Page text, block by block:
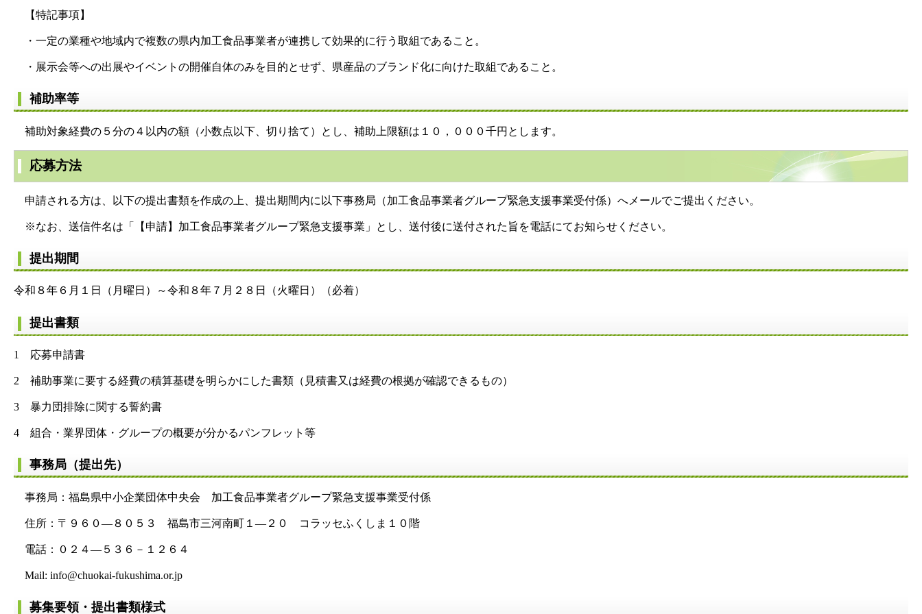
【特記事項】
・一定の業種や地域内で複数の県内加工食品事業者が連携して効果的に行う取組であること。
・展示会等への出展やイベントの開催自体のみを目的とせず、県産品のブランド化に向けた取組であること。
補助率等
補助対象経費の５分の４以内の額（小数点以下、切り捨て）とし、補助上限額は１０，０００千円とします。
応募方法
申請される方は、以下の提出書類を作成の上、提出期間内に以下事務局（加工食品事業者グループ緊急支援事業受付係）へメールでご提出ください。
※なお、送信件名は「【申請】加工食品事業者グループ緊急支援事業」とし、送付後に送付された旨を電話にてお知らせください。
提出期間
令和８年６月１日（月曜日）～令和８年７月２８日（火曜日）（必着）
提出書類
1 応募申請書
2 補助事業に要する経費の積算基礎を明らかにした書類（見積書又は経費の根拠が確認できるもの）
3 暴力団排除に関する誓約書
4 組合・業界団体・グループの概要が分かるパンフレット等
事務局（提出先）
事務局：福島県中小企業団体中央会 加工食品事業者グループ緊急支援事業受付係
住所：〒９６０―８０５３ 福島市三河南町１―２０ コラッセふくしま１０階
電話：０２４―５３６－１２６４
Mail: info@chuokai-fukushima.or.jp
募集要領・提出書類様式